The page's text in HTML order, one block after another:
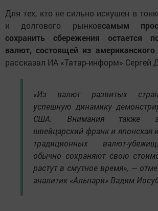
Для тех, кто не сильно искушен в
и долгового рынковсамым
сохранить сбережения остается
валют, состоящей из
рассказал ИА «Татар-информ» Сергей
«Из валют развитых
успешную динамику
США. Внимания также
швейцарский франк и японская
традиционных валют-
обычно сохраняют свою
растут в смутное время», —
аналитик «Альпари» Вадим